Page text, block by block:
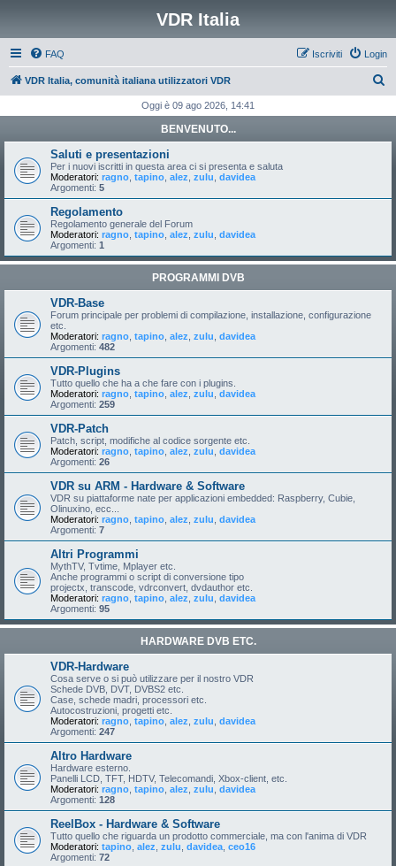
VDR Italia
FAQ Login
Iscriviti
VDR Italia, comunità italiana utilizzatori VDR
c
Oggi è 09 ago 2026, 14:41
BENVENUTO...
Saluti e presentazioni
Per i nuovi iscritti in questa area ci si presenta e saluta
Moderatori: ragno tapino alez zulu davidea
Argomenti: 5
Regolamento
Regolamento generale del Forum
Moderatori: ragno tapino alez zulu davidea
Argomenti: 1
PROGRAMMI DVB
VDR-Base
Forum principale per problemi di compilazione, installazione, configurazione
etc.
Moderatori: ragno tapino alez zulu davidea
Argomenti: 482
VDR-Plugins
Tutto quello che ha a che fare con i plugins.
Moderatori: ragno tapino alez zulu davidea
Argomenti: 259
VDR-Patch
Patch, script, modifiche al codice sorgente etc.
Moderatori: ragno tapino alez zulu davidea
Argomenti: 26
VDR su ARM - Hardware & Software
VDR su piattaforme nate per applicazioni embedded: Raspberry, Cubie,
Olinuxino, ecc...
Moderatori: ragno tapino alez zulu davidea
Argomenti: 7
Altri Programmi
MythTV, Tvtime, Mplayer etc.
Anche programmi o script di conversione tipo
projectx, transcode, vdrconvert, dvdauthor etc.
Moderatori: ragno tapino alez zulu davidea
Argomenti: 95
HARDWARE DVB ETC.
VDR-Hardware
Cosa serve o si può utilizzare per il nostro VDR
Schede DVB, DVT, DVBS2 etc.
Case, schede madri, processori etc.
Autocostruzioni, progetti etc.
Moderatori: ragno tapino alez zulu davidea
Argomenti: 247
Altro Hardware
Hardware esterno.
Panelli LCD, TFT, HDTV, Telecomandi, Xbox-client, etc.
Moderatori: ragno tapino alez zulu davidea
Argomenti: 128
ReelBox - Hardware & Software
Tutto quello che riguarda un prodotto commerciale, ma con l'anima di VDR
Moderatori: tapino alez zulu davidea ceo16
Argomenti: 72